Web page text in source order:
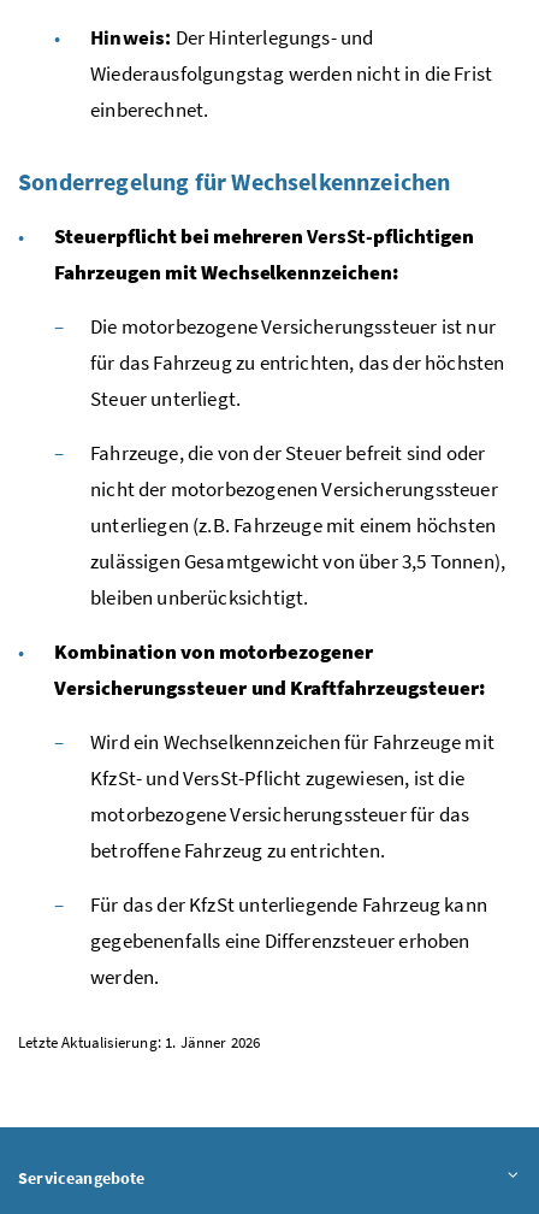
Hinweis: Der Hinterlegungs- und
Wiederausfolgungstag werden nicht in die Frist
einberechnet.
Sonderregelung für Wechselkennzeichen
Steuerpflicht bei mehrerenVersSt-pflichtigen
Fahrzeugen mit Wechselkennzeichen:
Die motorbezogene Versicherungssteuer ist nur
für das Fahrzeug zu entrichten, das der höchsten
Steuer unterliegt.
Fahrzeuge, die von der Steuer befreit sind oder
nicht der motorbezogenen Versicherungssteuer
unterliegen (z.B. Fahrzeuge mit einem höchsten
zulässigen Gesamtgewicht von über 3,5 Tonnen),
bleiben unberücksichtigt.
Kombination von motorbezogener
Versicherungssteuer und Kraftfahrzeugsteuer:
Wird ein Wechselkennzeichen für Fahrzeuge mit
KfzSt- undVersSt-Pflicht zugewiesen, ist die
motorbezogene Versicherungssteuer für das
betroffene Fahrzeug zu entrichten.
Für das derKfzStunterliegende Fahrzeug kann
gegebenenfalls eine Differenzsteuer erhoben
werden.
Letzte Aktualisierung: 1. Jänner 2026
Serviceangebote